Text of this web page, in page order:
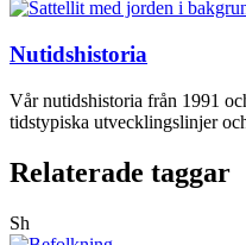
Nutidshistoria
Vår nutidshistoria från 1991
tidstypiska utvecklingslinjer
Relaterade taggar
Sh